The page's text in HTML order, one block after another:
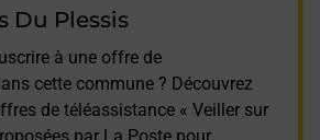
Du Plessis
à une offre de
cette commune ? Découvrez
de téléassistance « Veiller sur